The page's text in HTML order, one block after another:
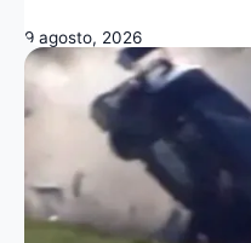
9 agosto, 2026